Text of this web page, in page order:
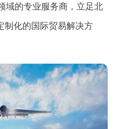
域的专业服务商，立足北
制化的国际贸易解决方